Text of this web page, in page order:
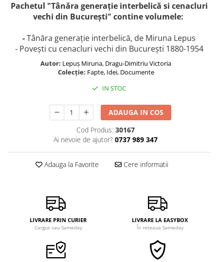
Pachetul "Tânăra generaţie interbelică si cenacluri
vechi din București" contine volumele:
-Tânăra generaţie interbelică, de Miruna Lepus
- Povești cu cenacluri vechi din București 1880-1954
Autor: Lepuș Miruna, Dragu-Dimitriu Victoria
Colecție: Fapte, Idei, Documente
IN STOC
ADAUGA IN COS
Cod Produs: 30167
Ai nevoie de ajutor? 0737 989 347
Adauga la Favorite Cere informatii
LIVRARE PRIN CURIER
Cargus sau Sameday
LIVRARE LA EASYBOX
În rețeaua Sameday